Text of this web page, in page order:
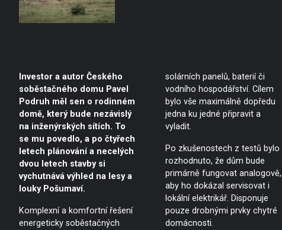
Investor a autor Českého
soběstačného domu Pavel
Podruh měl sen o rodinném
domě, který bude nezávislý
na inženýrských sítích. To
se mu povedlo, a po čtyřech
letech plánování a necelých
dvou letech stavby si
vychutnává výhled na lesy a
louky Pošumaví.
Komplexní a komfortní řešení
energeticky soběstačných
solárních panelů, baterií či
vodního hospodářství. Cílem
bylo vše maximálně dopředu
jedna ku jedné připravit a
vyladit.
Po zkušenostech z testů bylo
rozhodnuto, že dům bude
primárně fungovat analogově,
aby ho dokázal servisovat i
lokální elektrikář. Disponuje
pouze drobnými prvky chytré
domácnosti.